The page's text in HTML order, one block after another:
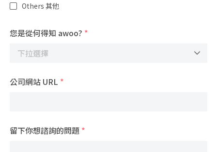
Others 其他
您是從何得知 awoo? *
公司網站 URL *
留下你想諮詢的問題 *